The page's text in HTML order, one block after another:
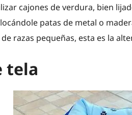
cajones de verdura, bien
patas de metal o
razas pequeñas, esta es la
tela